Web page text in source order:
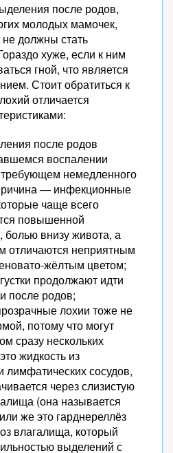
после родов,
молодых мамочек,
должны стать
хуже, если к ним
гной, что является
Стоит обратиться к
отличается
после родов
воспалении
немедленного
— инфекционные
чаще всего
повышенной
болью внизу живота, а
отличаются неприятным
жёлтым цветом;
продолжают идти
после родов;
лохии тоже не
потому что могут
сразу нескольких
жидкость из
лимфатических сосудов,
через слизистую
(она называется
же это гарднереллёз
влагалища, который
выделений с